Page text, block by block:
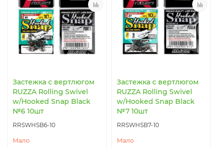
Застежка с вертлюгом
RUZZA Rolling Swivel
w/Hooked Snap Black
№6 10шт
RRSWHSB6-10
Мало
Застежка с вертлюгом
RUZZA Rolling Swivel
w/Hooked Snap Black
№7 10шт
RRSWHSB7-10
Мало